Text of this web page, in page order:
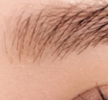
ナルブランド オ
[1 Day/ミルミナス
箱30枚)、乱視用
視用カラコン、激
コン、遠視用カラ
レンズ、激安カラ
格安フェ